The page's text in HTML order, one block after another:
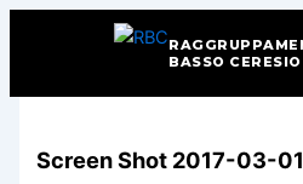
BASSO CERESIO
contenuto
Screen Shot 2017-03-